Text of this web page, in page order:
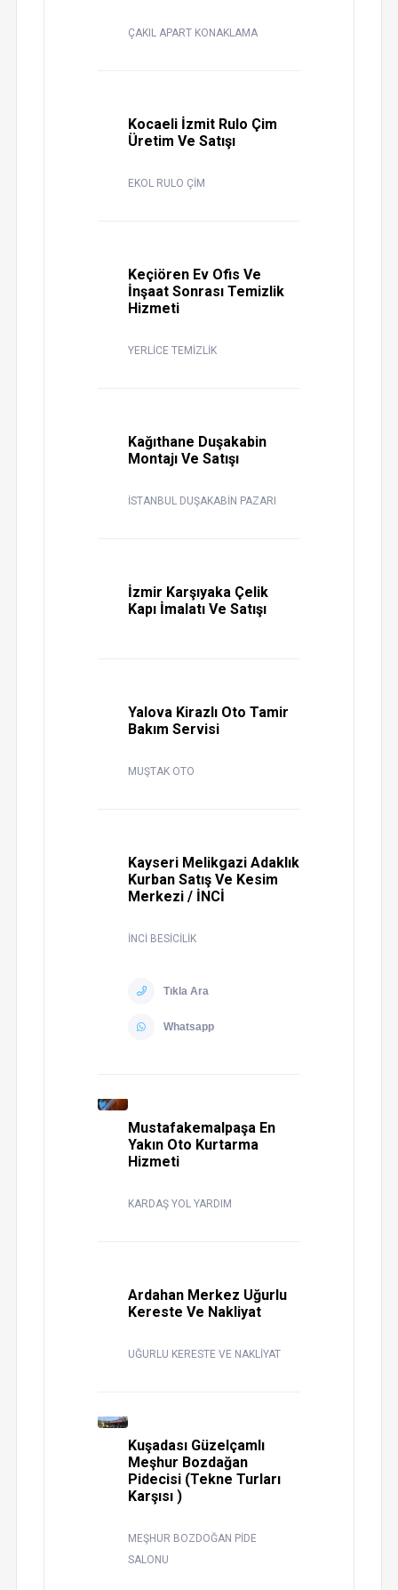
ÇAKIL APART KONAKLAMA
Kocaeli İzmit Rulo Çim
Üretim Ve Satışı
EKOL RULO ÇİM
Keçiören Ev Ofis Ve
İnşaat Sonrası Temizlik
Hizmeti
YERLİCE TEMİZLİK
Kağıthane Duşakabin
Montajı Ve Satışı
İSTANBUL DUŞAKABİN PAZARI
İzmir Karşıyaka Çelik
Kapı İmalatı Ve Satışı
Yalova Kirazlı Oto Tamir
Bakım Servisi
MUŞTAK OTO
Kayseri Melikgazi Adaklık
Kurban Satış Ve Kesim
Merkezi / İNCİ
İNCİ BESİCİLİK
Tıkla Ara
Whatsapp
Mustafakemalpaşa En
Yakın Oto Kurtarma
Hizmeti
KARDAŞ YOL YARDIM
Ardahan Merkez Uğurlu
Kereste Ve Nakliyat
UĞURLU KERESTE VE NAKLİYAT
Kuşadası Güzelçamlı
Meşhur Bozdağan
Pidecisi (Tekne Turları
Karşısı )
MEŞHUR BOZDOĞAN PİDE
SALONU